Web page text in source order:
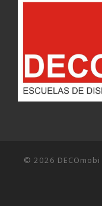
© 2026 DECOmobi